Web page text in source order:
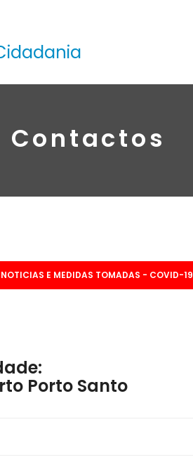
Contactos
E MEDIDAS TOMADAS - COVID-19
Porto Santo